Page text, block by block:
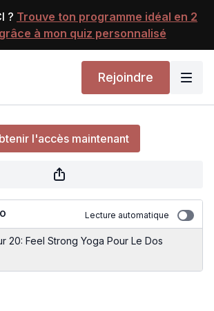
? Trouve ton programme idéal en 2
à mon quiz personnalisé
Rejoindre
Feel Good Yoga Pour Le Dos
l'accès maintenant
pour continuer
Yoga Pour Le Dos
Lecture automatique
20: Feel Strong Yoga Pour Le Dos